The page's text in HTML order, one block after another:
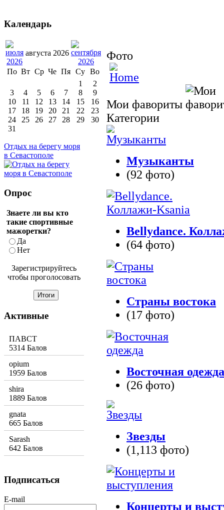
Фото
Мои фавориты
Категории
Музыканты
(92 фото)
Bellydance.
(64 фото)
Страны востока
(17 фото)
Восточная одежда
(26 фото)
Звезды
(1,113 фото)
Концерты и
Календарь
августа 2026
По Вт Ср Че Пя Су Во
1
2
3
4 5 6 7 8
9
10
11 12 13 14 15
16
17
18 19 20 21 22
23
24
25 26 27 28 29
30
31
Отдых на берегу моря
в Севастополе
Опрос
Знаете ли вы кто
такие спортивные
мажоретки?
Да
Нет
Зарегистрируйтесь
чтобы проголосовать
Активные
ПАВСТ
5314 Балов
opium
1959 Балов
shira
1889 Балов
gnata
665 Балов
Sarash
642 Балов
Подписаться
E-mail